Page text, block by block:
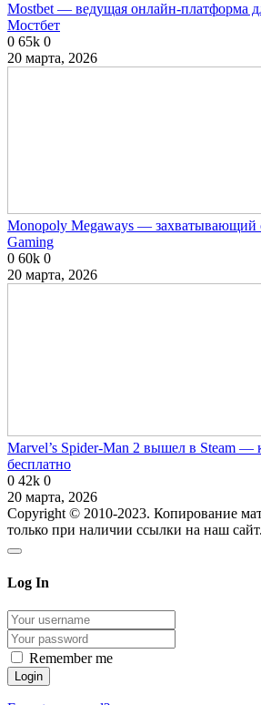
Mostbet — ведущая онлайн-платформа
Мостбет
0 65k 0
20 марта, 2026
Monopoly Megaways — захватывающий
Gaming
0 60k 0
20 марта, 2026
Marvel’s Spider-Man 2 вышел в Steam —
бесплатно
0 42k 0
20 марта, 2026
Copyright © 2010-2023. Копирование
только при наличии ссылки на наш
Log In
Remember me